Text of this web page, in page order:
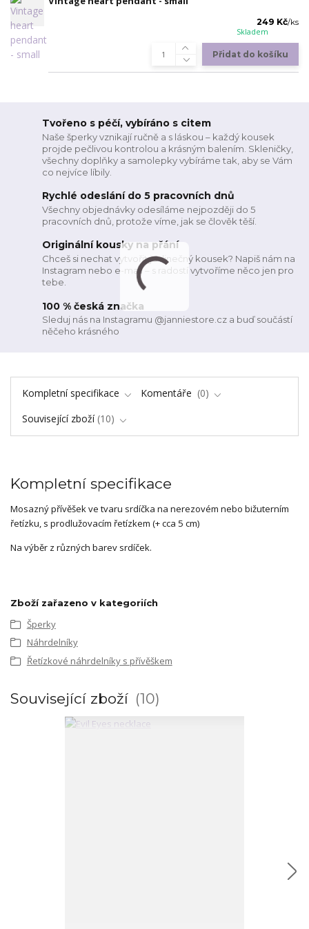
249 Kč/ks
Skladem
Přidat do košíku
Tvořeno s péčí, vybíráno s citem
Naše šperky vznikají ručně a s láskou – každý kousek
projde pečlivou kontrolou a krásným balením. Skleničky,
všechny doplňky a samolepky vybíráme tak, aby se Vám
co nejvíce líbily.
Rychlé odeslání do 5 pracovních dnů
Všechny objednávky odesíláme nejpozději do 5
pracovních dnů, protože víme, jak se člověk těší.
Originální kousky na přání
Chceš si nechat vytvořit jedinečný kousek? Napiš nám na
Instagram nebo e-mail – s radostí vytvoříme něco jen pro
tebe.
100 % česká značka
Sleduj nás na Instagramu @janniestore.cz a buď součástí
něčeho krásného
Kompletní specifikace Komentáře
0
Související zboží 10
Kompletní specifikace
Mosazný přívěšek ve tvaru srdíčka na nerezovém nebo bižuterním
řetízku, s prodlužovacím řetízkem (+ cca 5 cm)
Na výběr z různých barev srdíček.
Zboží zařazeno v kategoriích
Šperky
Náhrdelníky
Řetízkové náhrdelníky s přívěškem
Související zboží 10